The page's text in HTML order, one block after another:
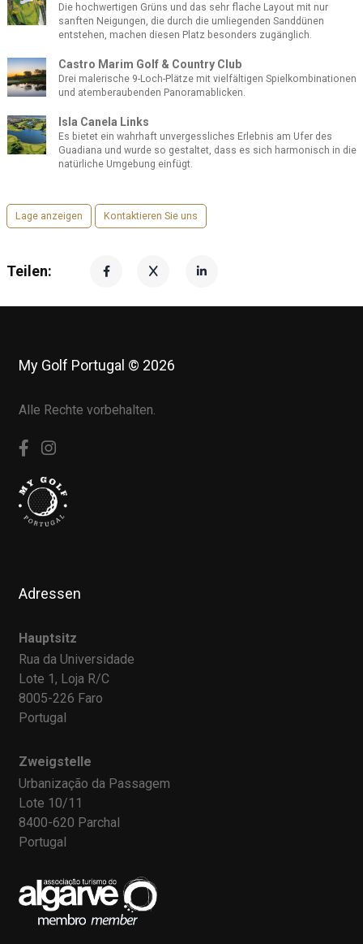
Die hochwertigen Grüns und das sehr flache Layout mit nur
sanften Neigungen, die durch die umliegenden Sanddünen
entstehen, machen diesen Platz besonders zugänglich.
Castro Marim Golf & Country Club
Drei malerische 9-Loch-Plätze mit vielfältigen Spielkombinationen
und atemberaubenden Panoramablicken.
Isla Canela Links
Es bietet ein wahrhaft unvergessliches Erlebnis am Ufer des
Guadiana und wurde so gestaltet, dass es sich harmonisch in die
natürliche Umgebung einfügt.
Lage anzeigen Kontaktieren Sie uns
Teilen:
My Golf Portugal © 2026
Alle Rechte vorbehalten.
Adressen
Hauptsitz
Rua da Universidade
Lote 1, Loja R/C
8005-226 Faro
Portugal
Zweigstelle
Urbanização da Passagem
Lote 10/11
8400-620 Parchal
Portugal